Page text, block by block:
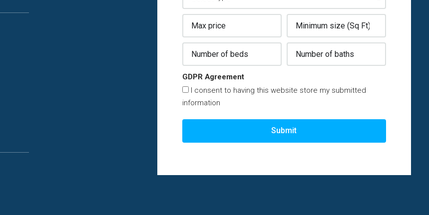
GDPR Agreement
I consent to having this website store my submitted
information
Submit